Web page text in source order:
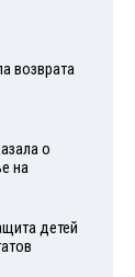
возврата
о
на
детей